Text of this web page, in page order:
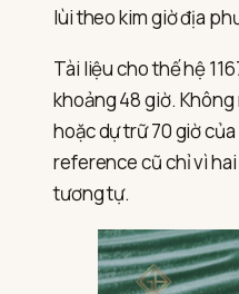
lùi theo kim giờ địa
Tài liệu cho thế hệ
khoảng 48 giờ.
hoặc dự trữ 70 giờ
reference cũ chỉ vì
tương tự.